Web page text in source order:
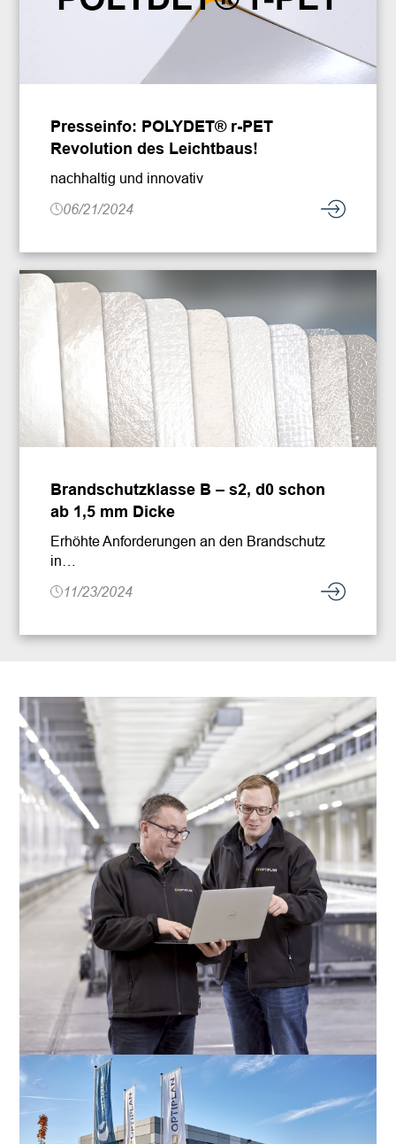
Presseinfo: POLYDET® r-PET
Revolution des Leichtbaus!
nachhaltig und innovativ
06/21/2024
Brandschutzklasse B – s2, d0 schon
ab 1,5 mm Dicke
Erhöhte Anforderungen an den Brandschutz
in…
11/23/2024